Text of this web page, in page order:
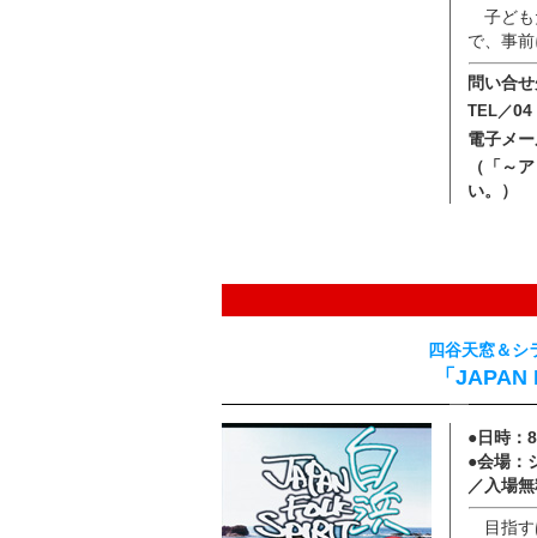
子ども
で、事
問い合
TEL／04
電子メ
（「～
い。）
四谷天窓＆
「
●日時：
●会場：
／入場
目指す